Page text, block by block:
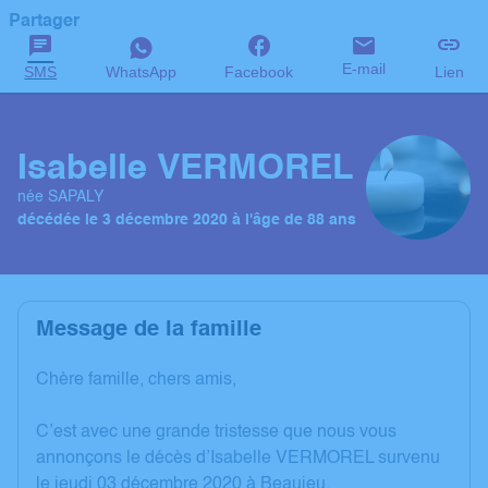
Partager
SMS WhatsApp Facebook E-mail Lien
Isabelle VERMOREL
née SAPALY
décédée le 3 décembre 2020 à l'âge de 88 ans
Message de la famille
Chère famille, chers amis,
C’est avec une grande tristesse que nous vous
annonçons le décès d’Isabelle VERMOREL survenu